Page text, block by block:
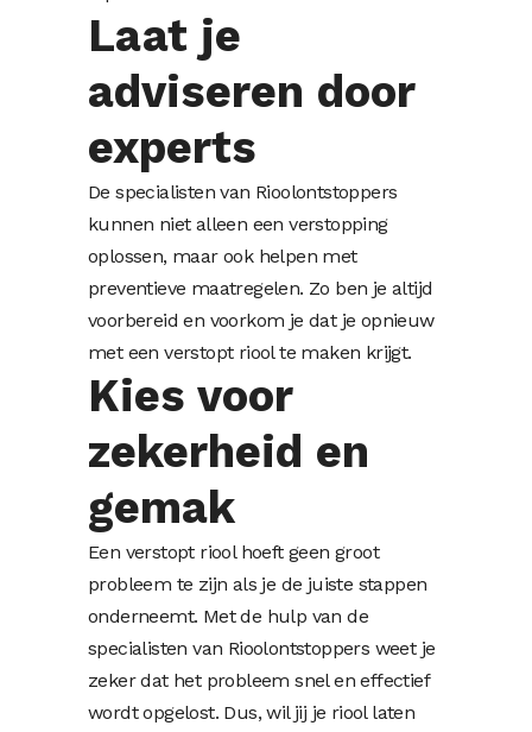
Laat je
adviseren door
experts
De specialisten van Rioolontstoppers
kunnen niet alleen een verstopping
oplossen, maar ook helpen met
preventieve maatregelen. Zo ben je altijd
voorbereid en voorkom je dat je opnieuw
met een verstopt riool te maken krijgt.
Kies voor
zekerheid en
gemak
Een verstopt riool hoeft geen groot
probleem te zijn als je de juiste stappen
onderneemt. Met de hulp van de
specialisten van Rioolontstoppers weet je
zeker dat het probleem snel en effectief
wordt opgelost. Dus, wil jij je riool laten